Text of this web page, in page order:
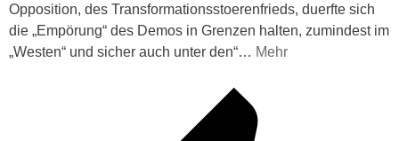
Opposition, des Transformationsstoerenfrieds, duerfte sich
die „Empörung“ des Demos in Grenzen halten, zumindest im
„Westen“ und sicher auch unter den“… Mehr